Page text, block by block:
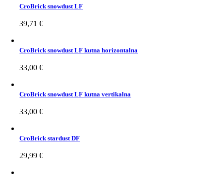
CroBrick snowdust LF
39,71€
CroBrick snowdust LF kutna horizontalna
33,00€
CroBrick snowdust LF kutna vertikalna
33,00€
CroBrick stardust DF
29,99€